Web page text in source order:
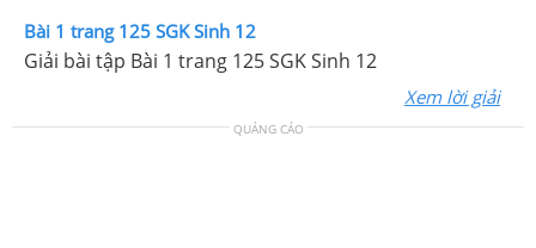
Bài 1 trang 125 SGK Sinh 12
Giải bài tập Bài 1 trang 125 SGK Sinh 12
Xem lời giải
QUẢNG CÁO